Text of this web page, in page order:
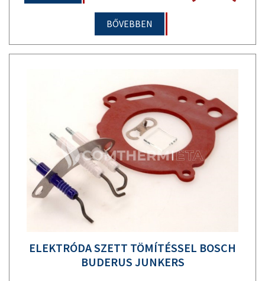
BŐVEBBEN
ELEKTRÓDA SZETT TÖMÍTÉSSEL BOSCH
BUDERUS JUNKERS